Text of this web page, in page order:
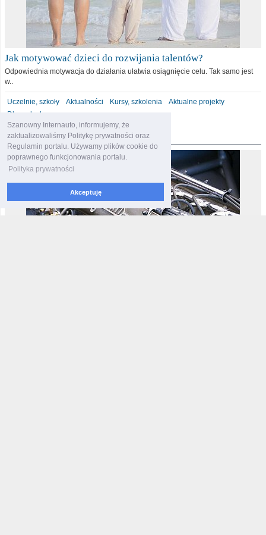
Szanowny Internauto, informujemy, że
zaktualizowaliśmy Politykę prywatności oraz
Regulamin portalu. Używamy plików cookie do
poprawnego funkcjonowania portalu.
Polityka prywatności
Akceptuję
Jak motywować dzieci do rozwijania talentów?
Odpowiednia motywacja do działania ułatwia osiągnięcie celu. Tak samo jest
w..
Uczelnie, szkoły Aktualności Kursy, szkolenia
Aktualne projekty
Dla malucha
motoryzacja